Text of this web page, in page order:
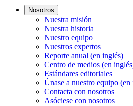
Nosotros
Nuestra misión
Nuestra historia
Nuestro equipo
Nuestros expertos
Reporte anual (en inglés)
Centro de medios (en
Estándares editoriales
Únase a nuestro equipo (en
Contacta con nosotros
Asóciese con nosotros